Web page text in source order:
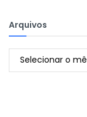
Arquivos
Arquivos